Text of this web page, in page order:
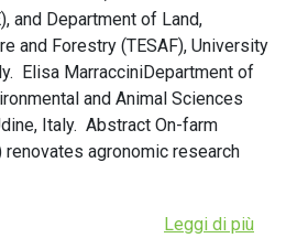
and Department of Land,
and Forestry (TESAF), University
Elisa MarracciniDepartment of
and Animal Sciences
Italy. Abstract On-farm
renovates agronomic research
Leggi di più